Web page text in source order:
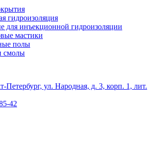
гидроизоляция
для инъекционной гидроизоляции
мастики
полы
смолы
Петербург, ул. Народная, д. 3, корп. 1, лит.
42